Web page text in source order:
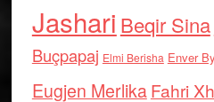
Jashari Beqir Sina
Buçpapaj Elmi Berisha Enver
Eugjen MerlikaFahri